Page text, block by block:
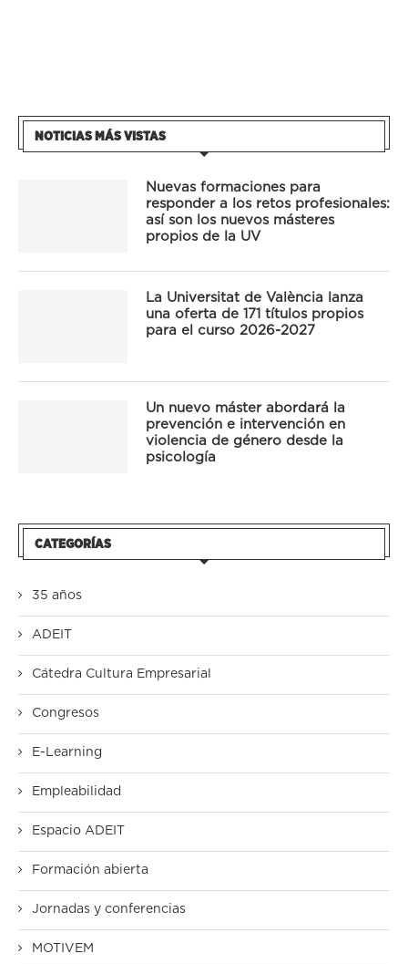
NOTICIAS MÁS VISTAS
Nuevas formaciones para
responder a los retos profesionales:
así son los nuevos másteres
propios de la UV
La Universitat de València lanza
una oferta de 171 títulos propios
para el curso 2026-2027
Un nuevo máster abordará la
prevención e intervención en
violencia de género desde la
psicología
CATEGORÍAS
35 años
ADEIT
Cátedra Cultura Empresarial
Congresos
E-Learning
Empleabilidad
Espacio ADEIT
Formación abierta
Jornadas y conferencias
MOTIVEM